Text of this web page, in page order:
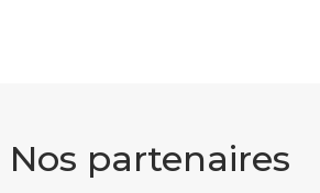
Nos partenaires